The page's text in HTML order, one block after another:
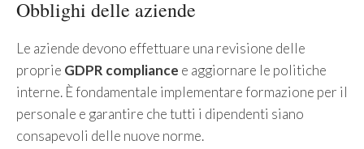
Obblighi delle aziende
Le aziende devono effettuare una revisione delle
proprie GDPR compliance e aggiornare le politiche
interne. È fondamentale implementare formazione per il
personale e garantire che tutti i dipendenti siano
consapevoli delle nuove norme.